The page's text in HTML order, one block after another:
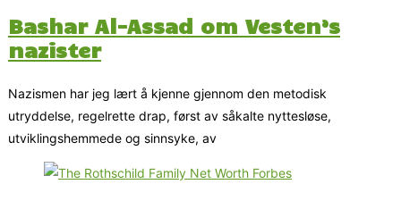
Bashar Al-Assad om Vesten’s
nazister
Nazismen har jeg lært å kjenne gjennom den metodisk
utryddelse, regelrette drap, først av såkalte nyttesløse,
utviklingshemmede og sinnsyke, av